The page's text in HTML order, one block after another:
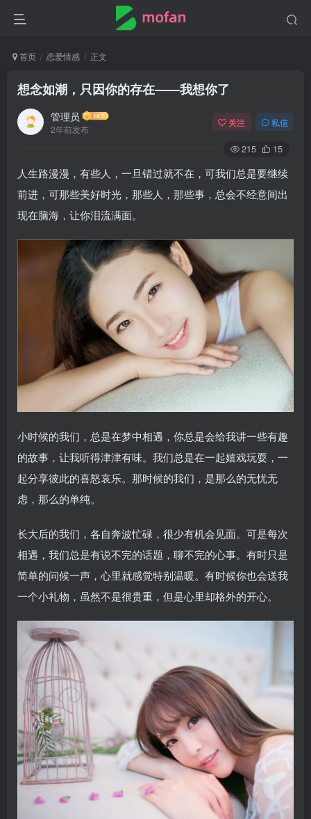
首页 恋爱情感 正文
想念如潮，只因你的存在——我想你了
管理员
2年前发布
关注 私信
215 15
人生路漫漫，有些人，一旦错过就不在，可我们总是要继续
前进，可那些美好时光，那些人，那些事，总会不经意间出
现在脑海，让你泪流满面。
小时候的我们，总是在梦中相遇，你总是会给我讲一些有趣
的故事，让我听得津津有味。我们总是在一起嬉戏玩耍，一
起分享彼此的喜怒哀乐。那时候的我们，是那么的无忧无
虑，那么的单纯。
长大后的我们，各自奔波忙碌，很少有机会见面。可是每次
相遇，我们总是有说不完的话题，聊不完的心事。有时只是
简单的问候一声，心里就感觉特别温暖。有时候你也会送我
一个小礼物，虽然不是很贵重，但是心里却格外的开心。